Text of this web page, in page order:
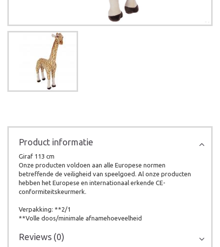
Product informatie
Giraf 113 cm
Onze producten voldoen aan alle Europese normen
betreffende de veiligheid van speelgoed. Al onze producten
hebben het Europese en internationaal erkende CE-
conformiteitskeurmerk.
Verpakking: **2/1
**Volle doos/minimale afnamehoeveelheid
Reviews (0)